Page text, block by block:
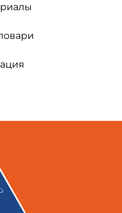
технической